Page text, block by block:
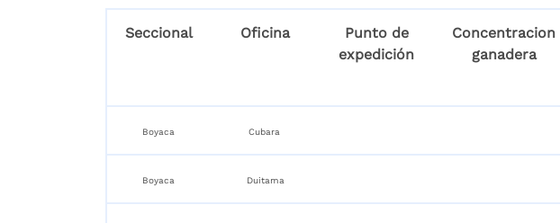
Seccional Oficina
Punto de
expedición
Concentracion
ganadera
Boyaca Cubara
Boyaca Duitama